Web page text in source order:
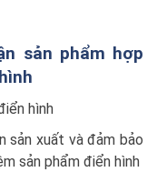
sản phẩm hợp
hình
sản xuất và đảm bảo
sản phẩm điển hình